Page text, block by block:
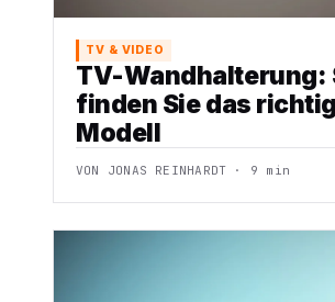
TV & VIDEO
TV-Wandhalterung:
finden Sie das
Modell
VON JONAS REINHARDT · 9 min